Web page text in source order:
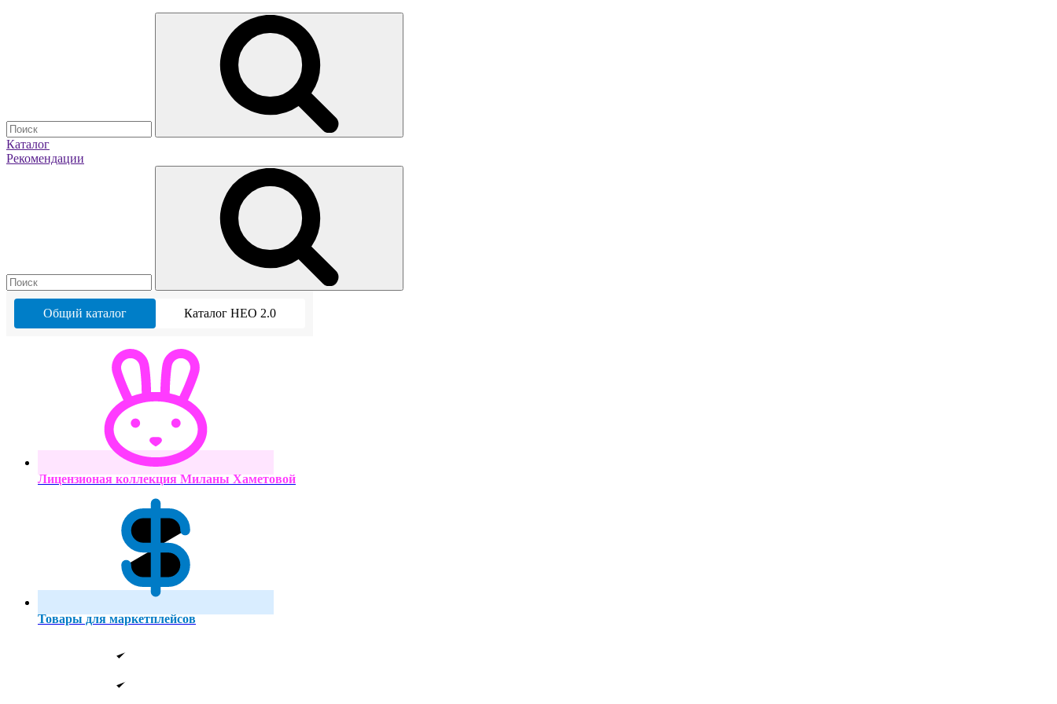
Каталог
Рекомендации
Общий каталог Каталог НЕО 2.0
Лицензионая коллекция Миланы Хаметовой
Товары для маркетплейсов